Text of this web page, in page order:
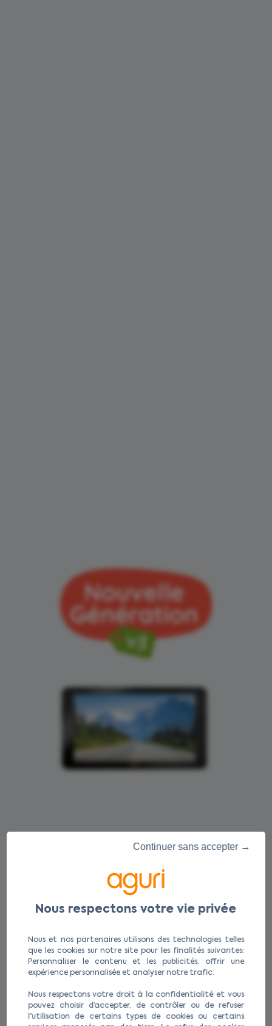
Nous et nos partenaires utilisons des technologies telles
que les cookies sur notre site pour les finalités suivantes:
Personnaliser le contenu et les publicités, offrir une
expérience personnalisée et analyser notre trafic.
Nous respectons votre droit à la confidentialité et vous
pouvez choisir d’accepter, de contrôler ou de refuser
l'utilisation de certains types de cookies ou certains
Continuer sans accepter →